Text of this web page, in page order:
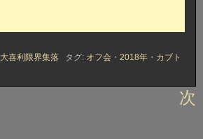
大喜利限界集落 タグ: オフ会 ・ 2018年 ・ カブト
次